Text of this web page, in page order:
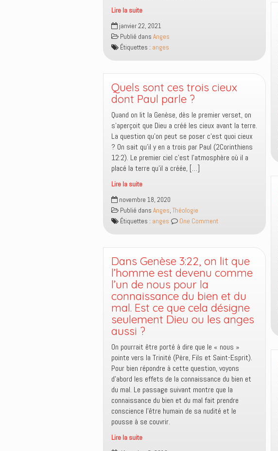
Lire la suite
Le
destructeur
dont
parle
Écritures,
qui
est-
il
?
janvier 22, 2021
Publié dans Anges
Étiquettes : anges
Quels sont ces trois cieux
dont Paul parle ?
Quand on lit la Genèse, dès le premier verset, on
s’aperçoit que Dieu a créé les cieux avant la terre.
La question qu’on peut se poser c’est quoi cieux
? On sait qu’il y en a trois par Paul (2Corinthiens
12:2). Le premier ciel c’est l’atmosphère où il a
placé la terre qu’il a créée, […]
Lire la suite
Quels
sont
ces
trois
dont
Paul
parle
?
novembre 18, 2020
Publié dans Anges,Théologie
Étiquettes : anges One Comment
Dans Genèse 3:22, on lit que
l’homme est devenu comme
l’un de nous pour la
connaissance du bien et du
mal. Est ce que cela désigne
seulement Dieu ou les anges
aussi ?
On pourrait être porté à dire que le « nous »
pointe vers la Trinité (Père, Fils et Saint-Esprit).
Pour bien répondre à cette question, voyons
d’abord les effets de la connaissance du bien et
du mal. Le passage suivant montre que la
connaissance du bien et du mal fait prendre
conscience l’être humain de sa nudité et le
pousse à se couvrir.
Lire la suite
Dans